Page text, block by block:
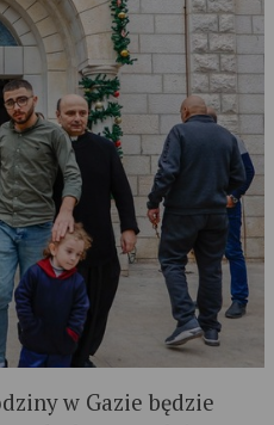
w Gazie będzie